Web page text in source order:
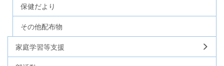
保健だより
その他配布物
家庭学習等支援